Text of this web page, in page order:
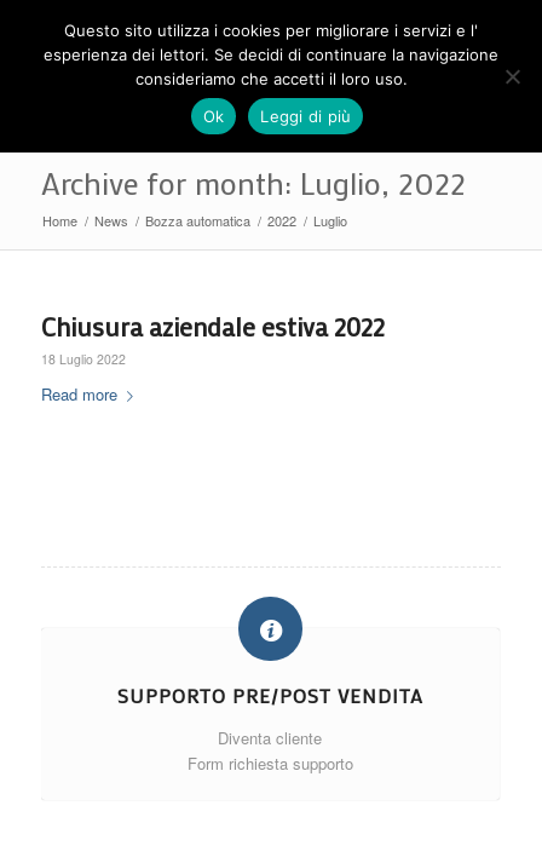
Archive for month: Luglio, 2022
Home / News / Bozza automatica / 2022 / Luglio
Chiusura aziendale estiva 2022
18 Luglio 2022
Read more
SUPPORTO PRE/POST VENDITA
Diventa cliente
Form richiesta supporto
Questo sito utilizza i cookies per migliorare i servizi e l'
esperienza dei lettori. Se decidi di continuare la navigazione
consideriamo che accetti il loro uso.
Ok
Leggi di più